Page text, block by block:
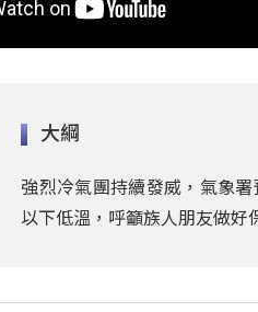
大綱
強烈冷氣團持續發威，氣象
以下低溫，呼籲族人朋友做好